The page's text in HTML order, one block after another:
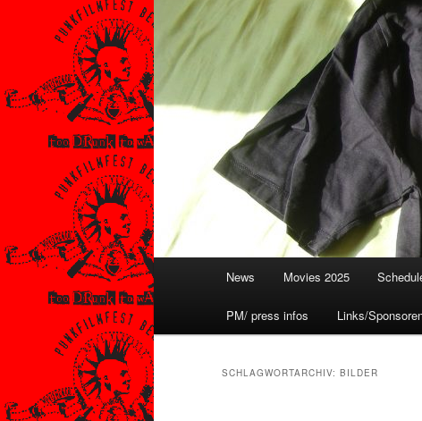
News Movies 2025
PM/ press infos Links/
SCHLAGWORTARCHIV: BILDER